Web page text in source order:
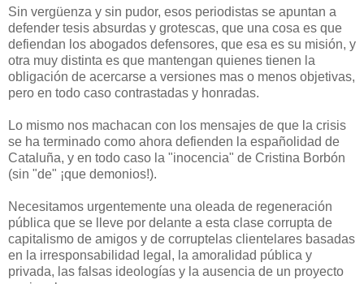
Sin vergüenza y sin pudor, esos periodistas se apuntan a
defender tesis absurdas y grotescas, que una cosa es que
defiendan los abogados defensores, que esa es su misión, y
otra muy distinta es que mantengan quienes tienen la
obligación de acercarse a versiones mas o menos objetivas,
pero en todo caso contrastadas y honradas.
Lo mismo nos machacan con los mensajes de que la crisis
se ha terminado como ahora defienden la españolidad de
Cataluña, y en todo caso la "inocencia" de Cristina Borbón
(sin "de" ¡que demonios!).
Necesitamos urgentemente una oleada de regeneración
pública que se lleve por delante a esta clase corrupta de
capitalismo de amigos y de corruptelas clientelares basadas
en la irresponsabilidad legal, la amoralidad pública y
privada, las falsas ideologías y la ausencia de un proyecto